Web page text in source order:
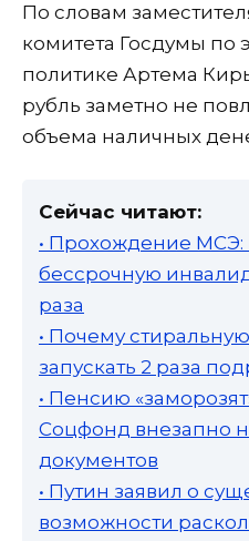
По словам
комитета Госдумы по
политике Артема
рубль заметно не
объема наличных
Сейчас читают:
• Прохождение МСЭ:
бессрочную
раза
• Почему
запускать 2 раза
• Пенсию
Соцфонд внезапно
документов
• Путин заявил о
возможности